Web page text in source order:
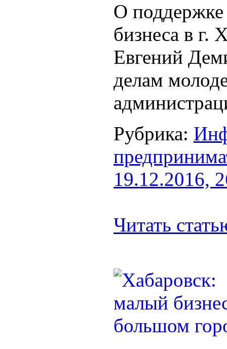
О поддержке
бизнеса в г.
Евгений
делам
Рубрика:
19.12.2016,
Читать